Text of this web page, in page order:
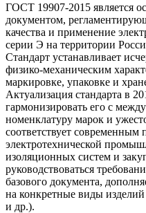
ГОСТ 19907-2015 является
документом,
качества и применение
серии Э на территории
Стандарт устанавливает
физико-механическим
маркировке, упаковке и
Актуализация стандарта в
гармонизировать его с
номенклатуру марок и
соответствует современным
электротехнической
изоляционных систем и
руководствоваться
базового документа,
на конкретные виды
и др.).